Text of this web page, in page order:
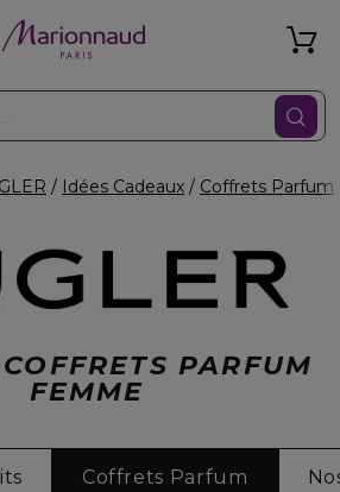
Idées Cadeaux Coffrets Parfum
PARFUM
FEMME
Coffrets Parfum